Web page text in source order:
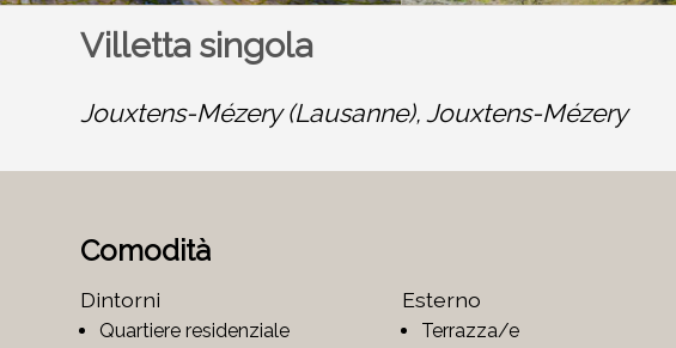
Villetta singola
Jouxtens-Mézery (Lausanne),Jouxtens-Mézery
Comodità
Dintorni
Quartiere residenziale
Esterno
Terrazza/e